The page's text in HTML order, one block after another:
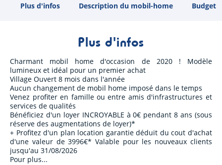
Plus d'infos Description du mobil-home Budget
Plus d'infos
Charmant mobil home d'occasion de 2020 ! Modèle
lumineux et idéal pour un premier achat
Village Ouvert 8 mois dans l'année
Aucun changement de mobil home imposé dans le temps
Venez profiter en famille ou entre amis d'infrastructures et
services de qualités
Bénéficiez d'un loyer INCROYABLE à 0€ pendant 8 ans (sous
réserve des augmentations de loyer)*
+ Profitez d'un plan location garantie déduit du cout d'achat
d'une valeur de 3996€* Valable pour les nouveaux clients
jusqu'au 31/08/2026
Pour plus